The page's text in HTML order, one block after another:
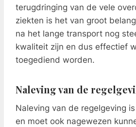
terugdringing van de vele
ziekten is het van groot
na het lange transport nog
kwaliteit zijn en dus effectief
toegediend worden.
Naleving van de
Naleving van de regelgeving
en moet ook nagewezen